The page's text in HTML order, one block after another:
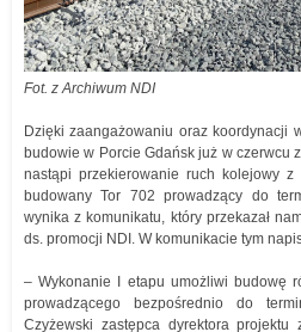
Fot. z Archiwum NDI
Dzięki zaangażowaniu oraz koordynacji
budowie w Porcie Gdańsk już w czerwcu
nastąpi przekierowanie ruch kolejowy
budowany Tor 702 prowadzący do
wynika z komunikatu, który przekazał
ds. promocji NDI. W komunikacie tym
– Wykonanie I etapu umożliwi budowę
prowadzącego bezpośrednio do
Czyżewski zastępca dyrektora projektu